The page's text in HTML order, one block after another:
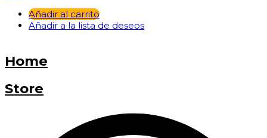
Añadir al carrito
Añadir a la lista de deseos
Home
Store